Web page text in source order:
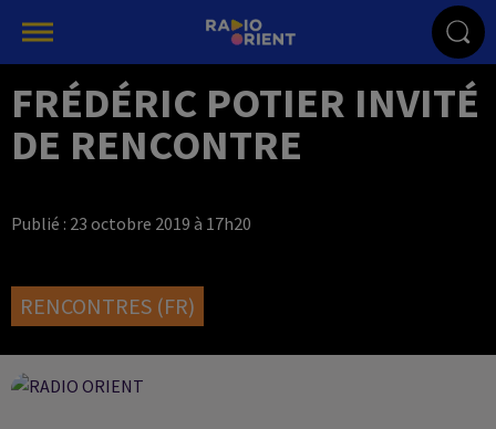
FRÉDÉRIC POTIER INVITÉ
DE RENCONTRE
Publié : 23 octobre 2019 à 17h20
RENCONTRES (FR)